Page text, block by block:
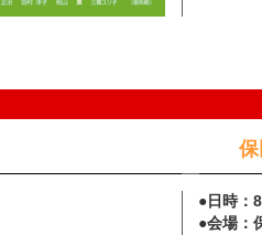
●日時：
●会場：